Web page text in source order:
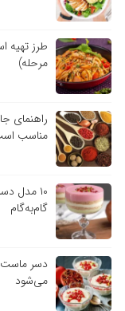
مرحله)
راهنمای
مناسب
گام‌به‌گام
می‌شود